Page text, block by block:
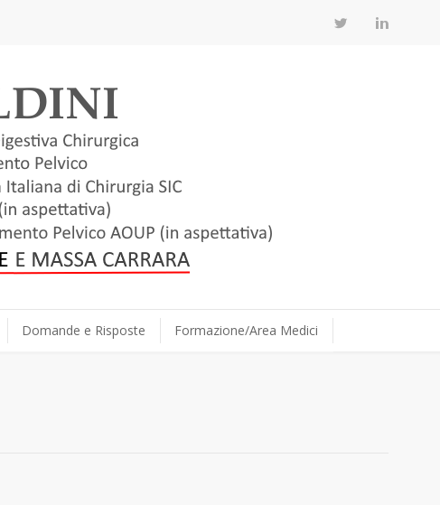
Domande e Risposte Formazione/Area Medici